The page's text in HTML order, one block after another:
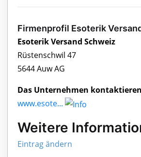
Firmenprofil Esoterik
Esoterik Versand Schweiz
Rüstenschwil 47
5644 Auw AG
Das Unternehmen kontaktieren
www.esote...
Weitere
Eintrag ändern